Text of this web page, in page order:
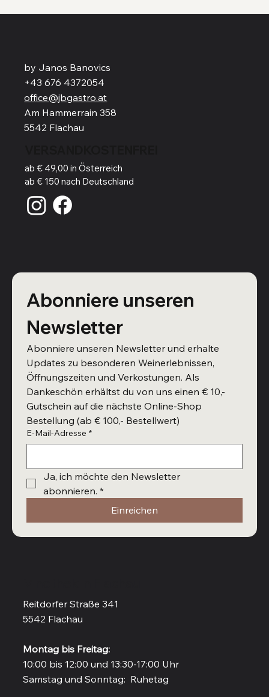
Reitdorfer Straße 341
5542 Flachau
Montag bis Freitag:
10:00 bis 12:00 und 13:30-17:00 Uhr
Samstag und Sonntag: Ruhetag
by Janos Banovics
+43 676 4372054
office@jbgastro.at
Am Hammerrain 358
5542 Flachau
ab € 49,00 in Österreich
ab € 150 nach Deutschland
Abonniere unseren
Newsletter
Abonniere unseren Newsletter und erhalte
Updates zu besonderen Weinerlebnissen,
Öffnungszeiten und Verkostungen. Als
Dankeschön erhältst du von uns einen € 10,-
Gutschein auf die nächste Online-Shop
Bestellung (ab € 100,- Bestellwert)
E-Mail-Adresse *
Ja, ich möchte den Newsletter
abonnieren. *
Einreichen